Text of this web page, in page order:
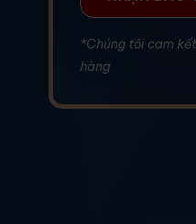
*Chúng tôi cam
hàng